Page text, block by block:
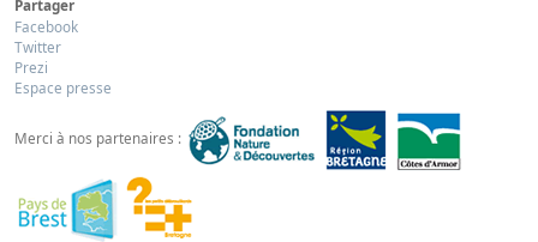
Partager
Facebook
Twitter
Prezi
Espace presse
Merci à nos partenaires :